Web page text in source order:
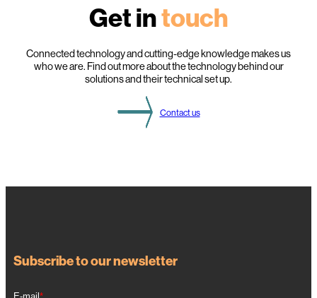
Get intouch
Connected technology and cutting-edge knowledge makes us
who we are. Find out more about the technology behind our
solutions and their technical set up.
Contact us
Subscribe to our newsletter